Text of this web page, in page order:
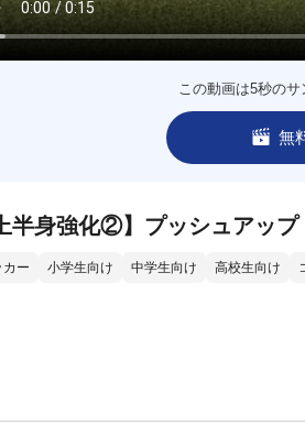
この動画は5秒の
無
半身強化②】プッシュアッ
カー 小学生向け 中学生向け 高校生向け